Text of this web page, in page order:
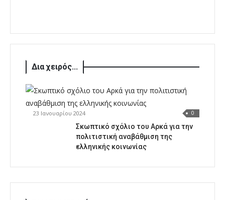
Δια χειρός...
23 Ιανουαρίου 2024 0
Σκωπτικό σχόλιο του Αρκά για την
πολιτιστική αναβάθμιση της
ελληνικής κοινωνίας